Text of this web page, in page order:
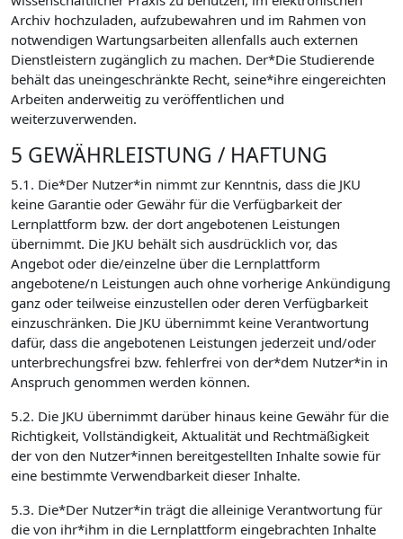
Archiv hochzuladen, aufzubewahren und im Rahmen von
notwendigen Wartungsarbeiten allenfalls auch externen
Dienstleistern zugänglich zu machen. Der*Die Studierende
behält das uneingeschränkte Recht, seine*ihre eingereichten
Arbeiten anderweitig zu veröffentlichen und
weiterzuverwenden.
5 GEWÄHRLEISTUNG / HAFTUNG
5.1. Die*Der Nutzer*in nimmt zur Kenntnis, dass die JKU
keine Garantie oder Gewähr für die Verfügbarkeit der
Lernplattform bzw. der dort angebotenen Leistungen
übernimmt. Die JKU behält sich ausdrücklich vor, das
Angebot oder die/einzelne über die Lernplattform
angebotene/n Leistungen auch ohne vorherige Ankündigung
ganz oder teilweise einzustellen oder deren Verfügbarkeit
einzuschränken. Die JKU übernimmt keine Verantwortung
dafür, dass die angebotenen Leistungen jederzeit und/oder
unterbrechungsfrei bzw. fehlerfrei von der*dem Nutzer*in in
Anspruch genommen werden können.
5.2. Die JKU übernimmt darüber hinaus keine Gewähr für die
Richtigkeit, Vollständigkeit, Aktualität und Rechtmäßigkeit
der von den Nutzer*innen bereitgestellten Inhalte sowie für
eine bestimmte Verwendbarkeit dieser Inhalte.
5.3. Die*Der Nutzer*in trägt die alleinige Verantwortung für
die von ihr*ihm in die Lernplattform eingebrachten Inhalte